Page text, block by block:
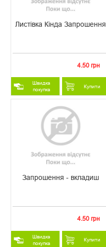
Листівка Кінда Запрошення
4.50 грн
Швидка
покупка
Купити
Запрошення - вкладиш
4.50 грн
Швидка
покупка
Купити